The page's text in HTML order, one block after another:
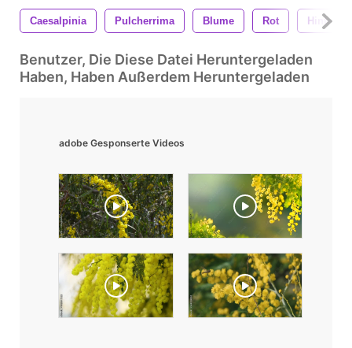
Caesalpinia Pulcherrima Blume Rot
Benutzer, Die Diese Datei Heruntergeladen
Haben, Haben Außerdem Heruntergeladen
adobe Gesponserte Videos